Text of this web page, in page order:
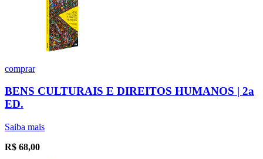
comprar
BENS CULTURAIS E DIREITOS HUMANOS | 2a
ED.
Saiba mais
R$ 68,00